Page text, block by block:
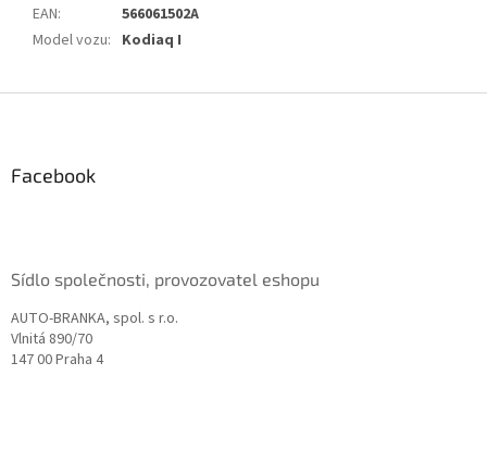
EAN:
566061502A
Model vozu: Kodiaq I
Facebook
Sídlo společnosti, provozovatel eshopu
AUTO-BRANKA, spol. s r.o.
Vlnitá 890/70
147 00 Praha 4